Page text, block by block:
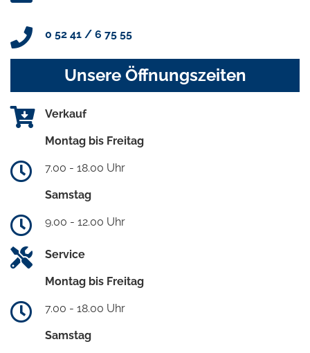
0 52 41 / 6 75 55
Unsere Öffnungszeiten
Verkauf
Montag bis Freitag
7.00 - 18.00 Uhr
Samstag
9.00 - 12.00 Uhr
Service
Montag bis Freitag
7.00 - 18.00 Uhr
Samstag